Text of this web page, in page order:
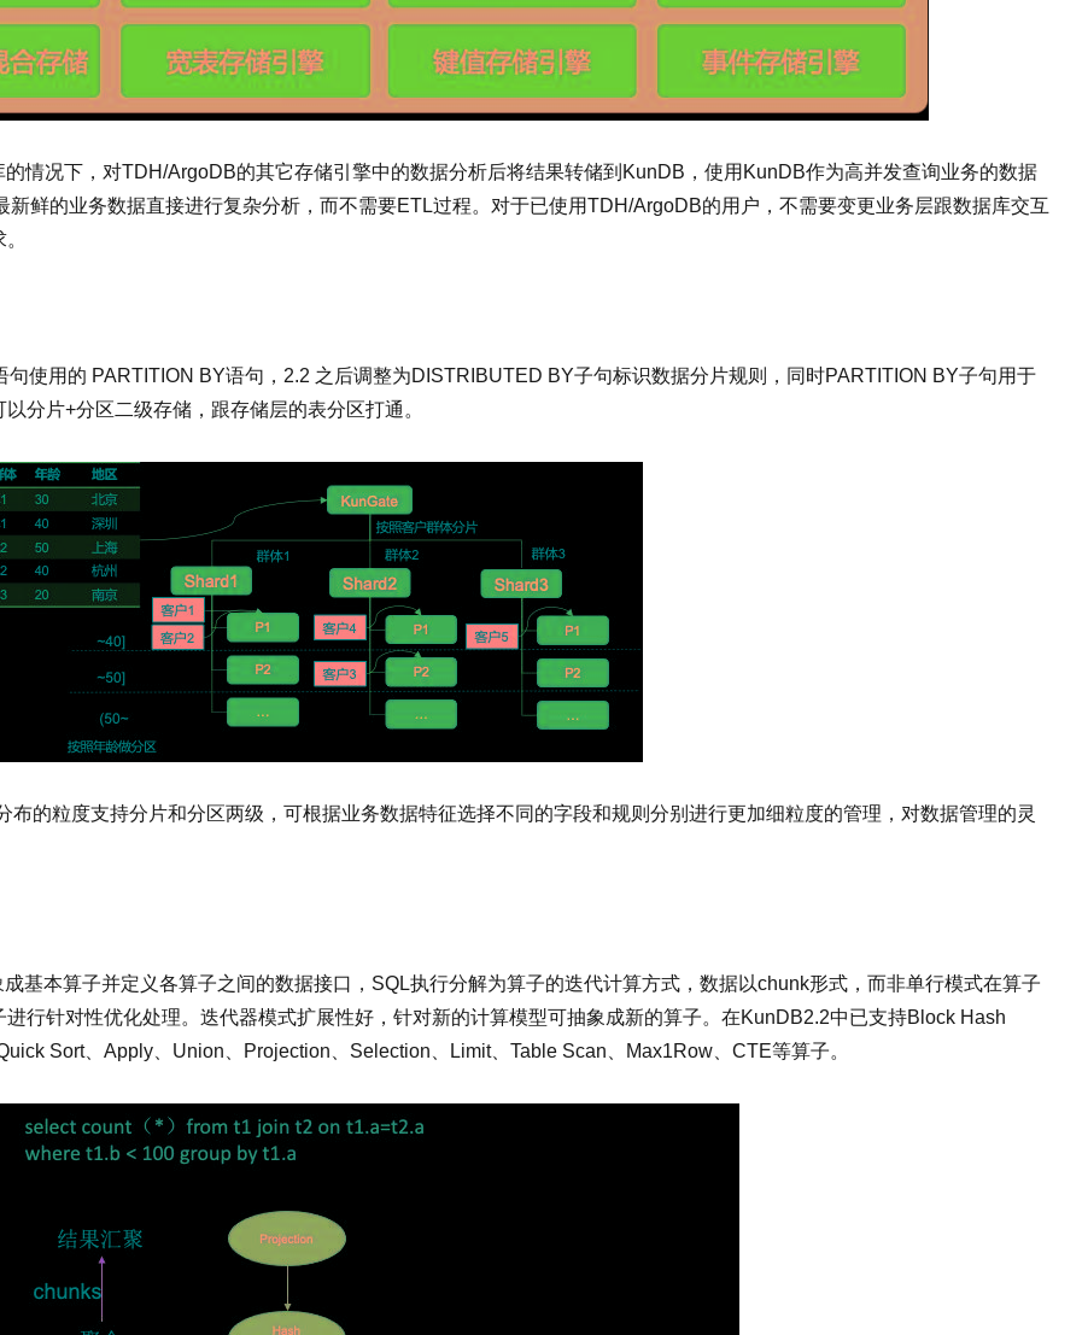
情况下，对TDH/ArgoDB的其它存储引擎中的数据分析后将结果转储到KunDB，使用KunDB作为高并发查询业务的数据
鲜的业务数据直接进行复杂分析，而不需要ETL过程。对于已使用TDH/ArgoDB的用户，不需要变更业务层跟数据库交互
使用的 PARTITION BY语句，2.2 之后调整为DISTRIBUTED BY子句标识数据分片规则，同时PARTITION BY子句用于
分片+分区二级存储，跟存储层的表分区打通。
的粒度支持分片和分区两级，可根据业务数据特征选择不同的字段和规则分别进行更加细粒度的管理，对数据管理的灵
基本算子并定义各算子之间的数据接口，SQL执行分解为算子的迭代计算方式，数据以chunk形式，而非单行模式在算子
行针对性优化处理。迭代器模式扩展性好，针对新的计算模型可抽象成新的算子。在KunDB2.2中已支持Block Hash
Sort、Apply、Union、Projection、Selection、Limit、Table Scan、Max1Row、CTE等算子。